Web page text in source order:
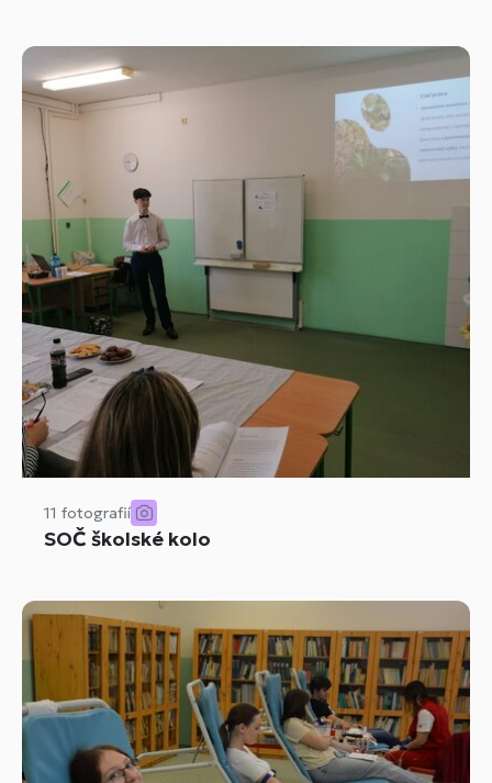
11 fotografií
SOČ školské kolo